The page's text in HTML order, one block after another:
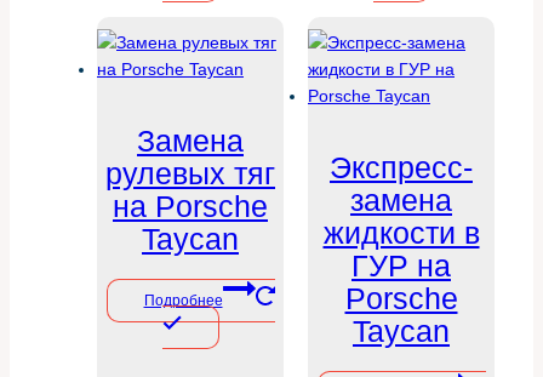
Замена
рулевых тяг
на Porsche
Taycan
Подробнее
Экспресс-
замена
жидкости в
ГУР на
Porsche
Taycan